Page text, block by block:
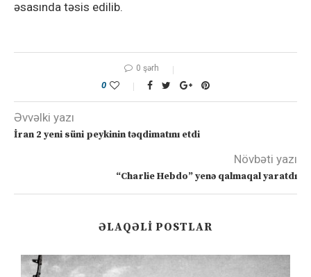
əsasında təsis edilib.
0 şərh
0
Əvvəlki yazı
İran 2 yeni süni peykinin təqdimatını etdi
Növbəti yazı
“Charlie Hebdo” yenə qalmaqal yaratdı
ƏLAQƏLI POSTLAR